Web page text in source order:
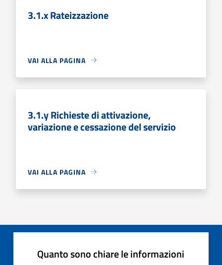
3.1.x Rateizzazione
VAI ALLA PAGINA
3.1.y Richieste di attivazione,
variazione e cessazione del servizio
VAI ALLA PAGINA
Quanto sono chiare le informazioni